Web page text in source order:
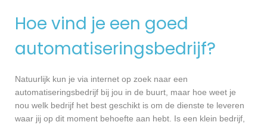
Hoe vind je een goed
automatiseringsbedrijf?
Natuurlijk kun je via internet op zoek naar een
automatiseringsbedrijf bij jou in de buurt, maar hoe weet je
nou welk bedrijf het best geschikt is om de dienste te leveren
waar jij op dit moment behoefte aan hebt. Is een klein bedrijf,